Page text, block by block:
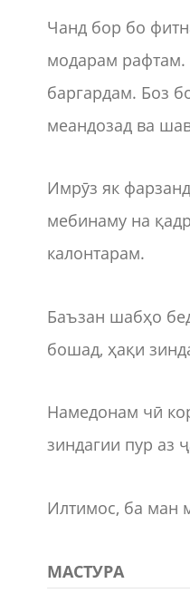
Чанд бор бо
модарам рафтам.
баргардам. Боз
меандозад ва
Имрӯз як
мебинаму на
калонтарам.
Баъзан шабҳо
бошад, ҳақи
Намедонам чӣ
зиндагии пур аз
Илтимос, ба ман
МАСТУРА